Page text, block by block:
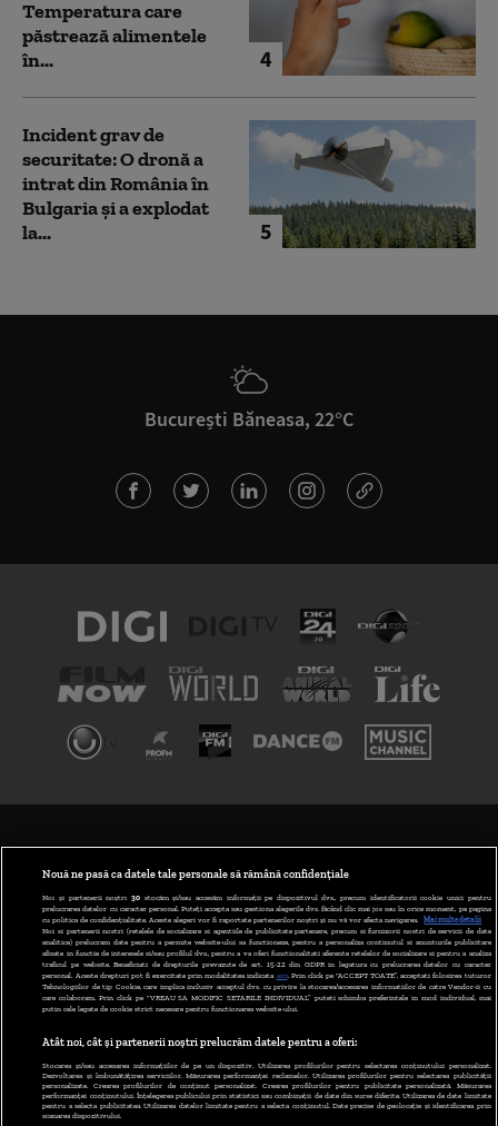
4
Temperatura care
păstrează alimentele
în...
5
Incident grav de
securitate: O dronă a
intrat din România în
Bulgaria şi a explodat
la...
București Băneasa, 22°C
ABONARE DIGI TV
GESTIONAȚI PREFERINȚELE
CODUL DIGI24
CAMERE WEB
CONTACT/INFO
Nouă ne pasă ca datele tale personale să rămână confidențiale
Noi și partenerii noștri 30stocăm și/sau accesăm informații pe dispozitivul dvs., precum identificatorii cookie unici pentru
prelucrarea datelor cu caracter personal. Puteți accepta sau gestiona alegerile dvs. făcând clic mai jos sau în orice moment, pe pagina
cu politica de confidențialitate. Aceste alegeri vor fi raportate partenerilor noștri și nu vă vor afecta navigarea.
Mai multe detalii
Noi si partenerii nostri (retelele de socializare si agentiile de publicitate partenere, precum si furnizorii nostri de servicii de date
analitice) prelucram date pentru a permite website-ului sa functioneze, pentru a personaliza continutul si anunturile publicitare
afisate in functie de interesele si/sau profilul dvs., pentru a va oferi functionalitati aferente retelelor de socializare si pentru a analiza
traficul pe website. Beneficiati de drepturile prevazute de art. 15-22 din GDPR in legatura cu prelucrarea datelor cu caracter
personal. Aceste drepturi pot fi exercitate prin modalitatea indicata aici. Prin click pe “ACCEPT TOATE”, acceptati folosirea tuturor
Tehnologiilor de tip Cookie, care implica inclusiv acceptul dvs. cu privire la stocarea/accesarea informatiilor de catre Vendor-ii cu
care colaboram. Prin click pe “VREAU SA MODIFIC SETARILE INDIVIDUAL” puteti schimba preferintele in mod individual, mai
putin cele legate de cookie strict necesare pentru functionarea website-ului.
Atât noi, cât și partenerii noștri prelucrăm datele pentru a oferi:
Stocarea și/sau accesarea informațiilor de pe un dispozitiv. Utilizarea profilurilor pentru selectarea conținutului personalizat.
Dezvoltarea și îmbunătățirea serviciilor. Măsurarea performanței reclamelor. Utilizarea profilurilor pentru selectarea publicității
personalizate. Crearea profilurilor de conținut personalizat. Crearea profilurilor pentru publicitate personalizată. Măsurarea
performanței conținutului. Înțelegerea publicului prin statistici sau combinații de date din surse diferite. Utilizarea de date limitate
pentru a selecta publicitatea. Utilizarea datelor limitate pentru a selecta conținutul. Date precise de geolocație și identificarea prin
scanarea dispozitivului.